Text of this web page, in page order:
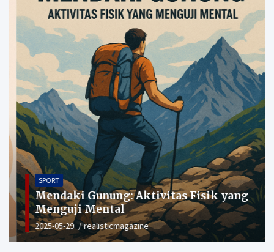
SPORT
Mendaki Gunung: Aktivitas Fisik yang
Menguji Mental
2025-05-29 realisticmagazine